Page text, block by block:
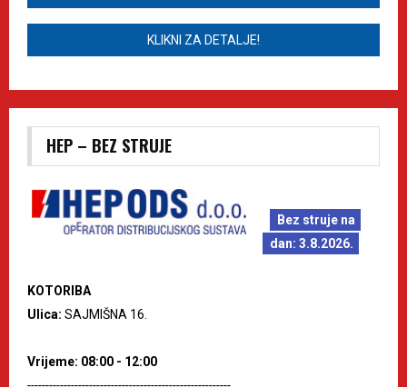
KLIKNI ZA DETALJE!
HEP – BEZ STRUJE
Bez struje na
dan: 3.8.2026.
KOTORIBA
Ulica: SAJMIŠNA 16.
Vrijeme: 08:00 - 12:00